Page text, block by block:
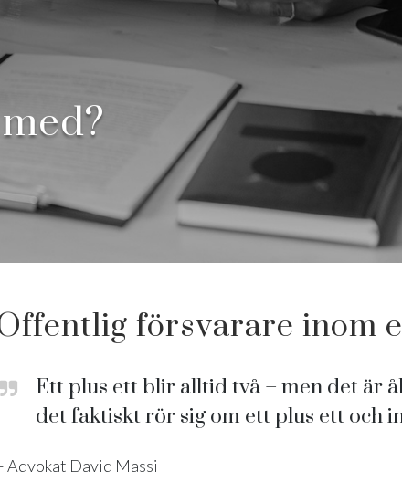
försvarare inom
Ett plus ett blir alltid två – men det är
det faktiskt rör sig om ett plus ett och
Advokat David Massi